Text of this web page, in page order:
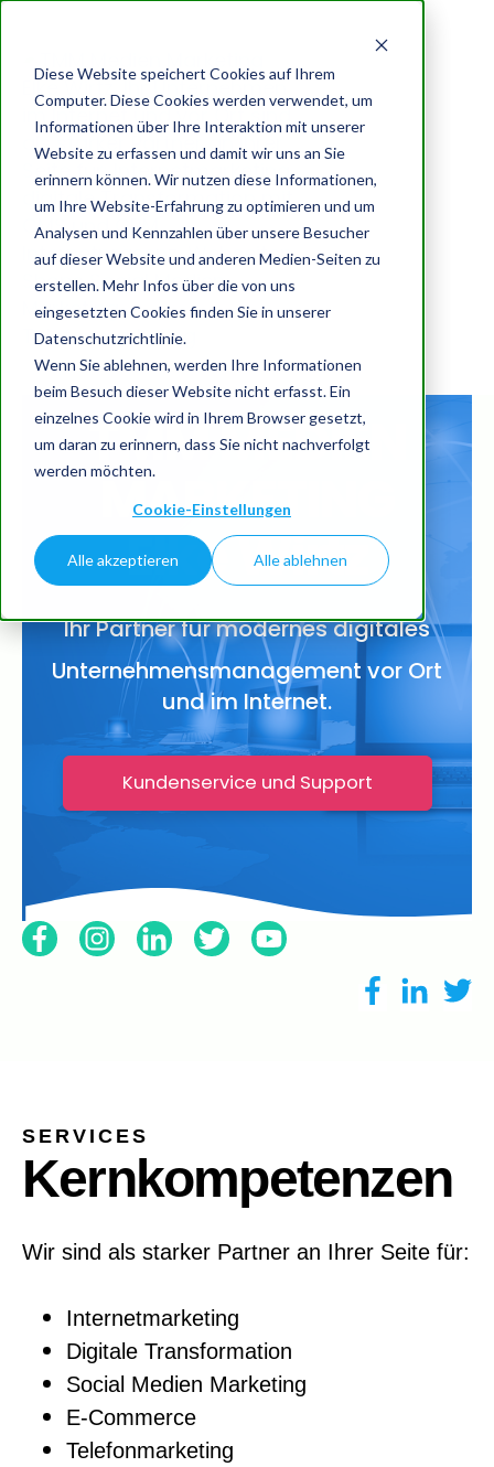
Diese Website speichert Cookies auf Ihrem
Computer. Diese Cookies werden verwendet, um
Informationen über Ihre Interaktion mit unserer
Website zu erfassen und damit wir uns an Sie
erinnern können. Wir nutzen diese Informationen,
um Ihre Website-Erfahrung zu optimieren und um
Analysen und Kennzahlen über unsere Besucher
auf dieser Website und anderen Medien-Seiten zu
erstellen. Mehr Infos über die von uns
eingesetzten Cookies finden Sie in unserer
Datenschutzrichtlinie.
Wenn Sie ablehnen, werden Ihre Informationen
beim Besuch dieser Website nicht erfasst. Ein
einzelnes Cookie wird in Ihrem Browser gesetzt,
um daran zu erinnern, dass Sie nicht nachverfolgt
werden möchten.
Cookie-Einstellungen
Alle akzeptieren Alle ablehnen
Unternehmensberatung Elke
Wirtz
TMM digitale Transformation
TMM Home/Leistungen
TMM Shop
Partner und Partnershops
Kontakt und Service
TMM MEDIEN
MARKETING
Elke Wirtz
Ihr Partner für modernes digitales
Unternehmensmanagement vor Ort
und im Internet.
Kundenservice und Support
SERVICES
Kernkompetenzen
Wir sind als starker Partner an Ihrer Seite für:
Internetmarketing
Digitale Transformation
Social Medien Marketing
E-Commerce
Telefonmarketing